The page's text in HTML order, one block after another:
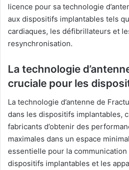
licence pour sa technologie
aux dispositifs implantables tels
cardiaques, les défibrillateurs et
resynchronisation.
La technologie
cruciale pour les
La technologie d’antenne de
dans les dispositifs implantables,
fabricants d’obtenir des
maximales dans un espace
essentielle pour la
dispositifs implantables et les